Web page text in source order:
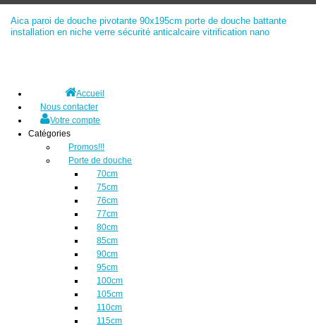
Aica paroi de douche pivotante 90x195cm porte de douche battante
installation en niche verre sécurité anticalcaire vitrification nano
Accueil
Nous contacter
Votre compte
Catégories
Promos!!!
Porte de douche
70cm
75cm
76cm
77cm
80cm
85cm
90cm
95cm
100cm
105cm
110cm
115cm